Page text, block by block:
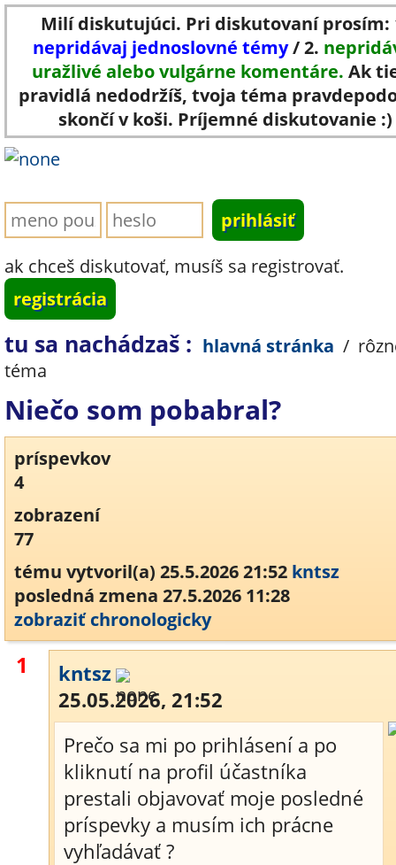
Milí diskutujúci. Pri diskutovaní prosím:
nepridávaj jednoslovné témy/ 2.
uražlivé alebo vulgárne komentáre. Ak
pravidlá nedodržíš, tvoja téma
skončí v koši. Príjemné diskutovanie :)
ak chceš diskutovať, musíš sa registrovať.
registrácia
tu sa nachádzaš : hlavná stránka /
téma
Niečo som pobabral?
príspevkov
4
zobrazení
77
tému vytvoril(a) 25.5.2026 21:52 kntsz
posledná zmena 27.5.2026 11:28
zobraziť chronologicky
1
kntsz
25.05.2026, 21:52
Prečo sa mi po prihlásení a po
kliknutí na profil účastníka
prestali objavovať moje posledné
príspevky a musím ich prácne
vyhľadávať ?